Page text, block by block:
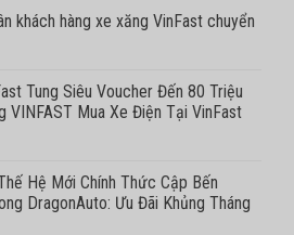
khách hàng xe xăng VinFast chuyển
Tung Siêu Voucher Đến 80 Triệu
VINFAST Mua Xe Điện Tại VinFast
Hệ Mới Chính Thức Cập Bến
DragonAuto: Ưu Đãi Khủng Tháng